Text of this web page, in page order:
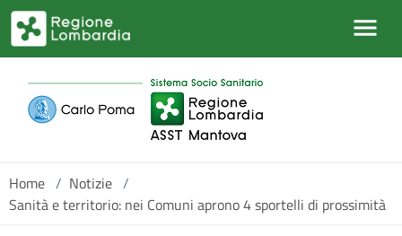
Salta al contenuto principale
Home / Notizie /
Sanità e territorio: nei Comuni aprono 4 sportelli di prossimità